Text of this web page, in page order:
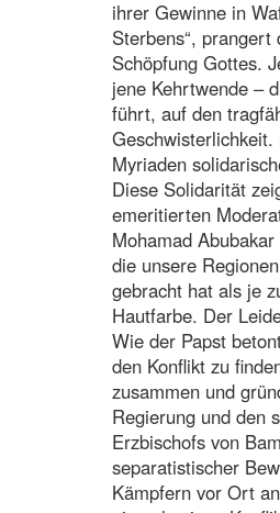
ihrer Gewinne in
Sterbens“,
Schöpfung Gottes.
jene Kehrtwende –
führt, auf den
Myriaden
Diese Solidarität
emeritierten
Mohamad
die unsere
gebracht hat als je
Hautfarbe. Der
Wie der Papst
den Konflikt zu
zusammen und
Regierung und den
Erzbischofs von
separatistischer
Kämpfern vor Ort